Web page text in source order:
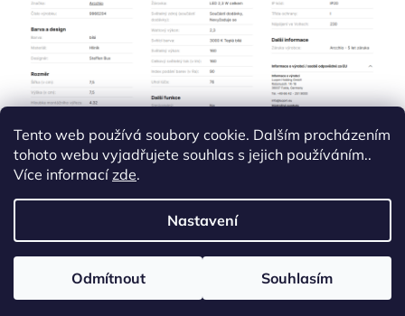
Tento web používá soubory cookie. Dalším procházením
tohoto webu vyjadřujete souhlas s jejich používáním..
Více informacízde.
Nastavení
Odmítnout Souhlasím
Vytvořil Shoptet
Copyright 2026Thomapex.shop . Všechna práva vyhrazena.